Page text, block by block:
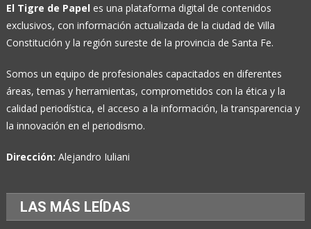
El Tigre de Papel es una plataforma digital de contenidos
exclusivos, con información actualizada de la ciudad de Villa
Constitución y la región sureste de la provincia de Santa Fe.
Somos un equipo de profesionales capacitados en diferentes
áreas, temas y herramientas, comprometidos con la ética y la
calidad periodística, el acceso a la información, la transparencia y
la innovación en el periodismo.
Dirección:Alejandro Iuliani
LAS MÁS LEÍDAS